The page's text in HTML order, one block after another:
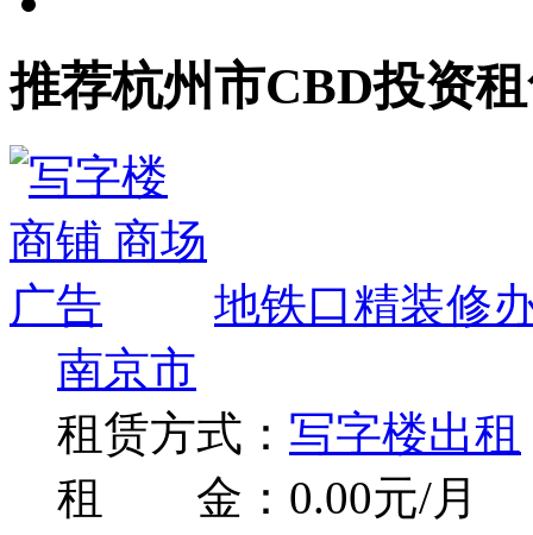
推荐杭州市CBD投资
地铁口精装修
南京市
租赁方式： 写字楼出租
租 金：0.00元/月